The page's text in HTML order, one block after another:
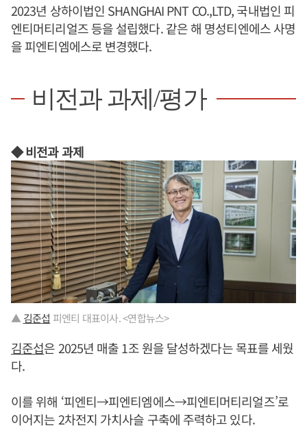
2023년 상하이법인 SHANGHAI PNT CO.,LTD, 국내법인 피
엔티머티리얼즈 등을 설립했다. 같은 해 명성티엔에스 사명
을 피엔티엠에스로 변경했다.
비전과 과제/평가
◆ 비전과 과제
▲ 김준섭 피엔티 대표이사. <연합뉴스>
김준섭은 2025년 매출 1조 원을 달성하겠다는 목표를 세웠
다.
이를 위해 ‘피엔티→피엔티엠에스→피엔티머티리얼즈’로
이어지는 2차전지 가치사슬 구축에 주력하고 있다.